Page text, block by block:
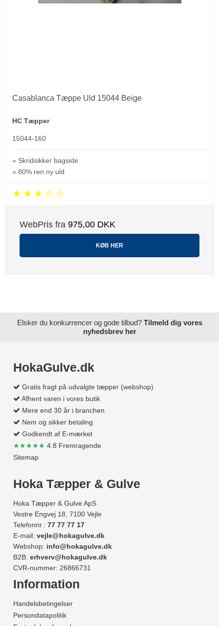
Casablanca Tæppe Uld 15044 Beige
HC Tæpper
15044-160
» Skridsikker bagside
» 80% ren ny uld
WebPris fra 975,00 DKK
KØB HER
Elsker du konkurrencer og gode tilbud? Tilmeld dig vores
nyhedsbrev her
HokaGulve.dk
Gratis fragt på udvalgte tæpper (webshop)
Afhent varen i vores butik
Mere end 30 år i branchen
Nem og sikker betaling
Godkendt af E-mærket
★★★★★ 4.8 Fremragende
Sitemap
Hoka Tæpper & Gulve
Hoka Tæpper & Gulve ApS
Vestre Engvej 18, 7100 Vejle
Telefonnr.: 77 77 77 17
E-mail: vejle@hokagulve.dk
Webshop: info@hokagulve.dk
B2B: erhverv@hokagulve.dk
CVR-nummer: 26866731
Information
Handelsbetingelser
Persondatapolitik